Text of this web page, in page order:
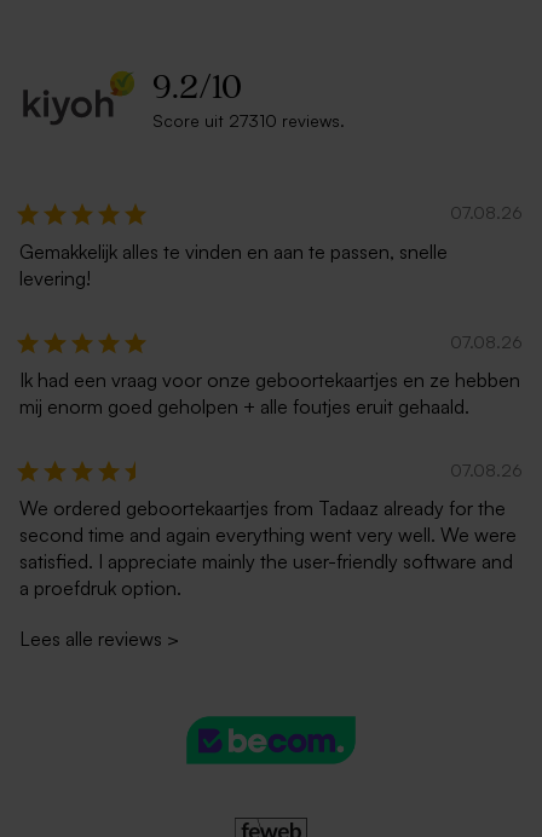
9.2/10
Score uit 27310 reviews.
07.08.26
Gemakkelijk alles te vinden en aan te passen, snelle
levering!
07.08.26
Ik had een vraag voor onze geboortekaartjes en ze hebben
mij enorm goed geholpen + alle foutjes eruit gehaald.
07.08.26
We ordered geboortekaartjes from Tadaaz already for the
second time and again everything went very well. We were
satisfied. I appreciate mainly the user-friendly software and
a proefdruk option.
Lees alle reviews >